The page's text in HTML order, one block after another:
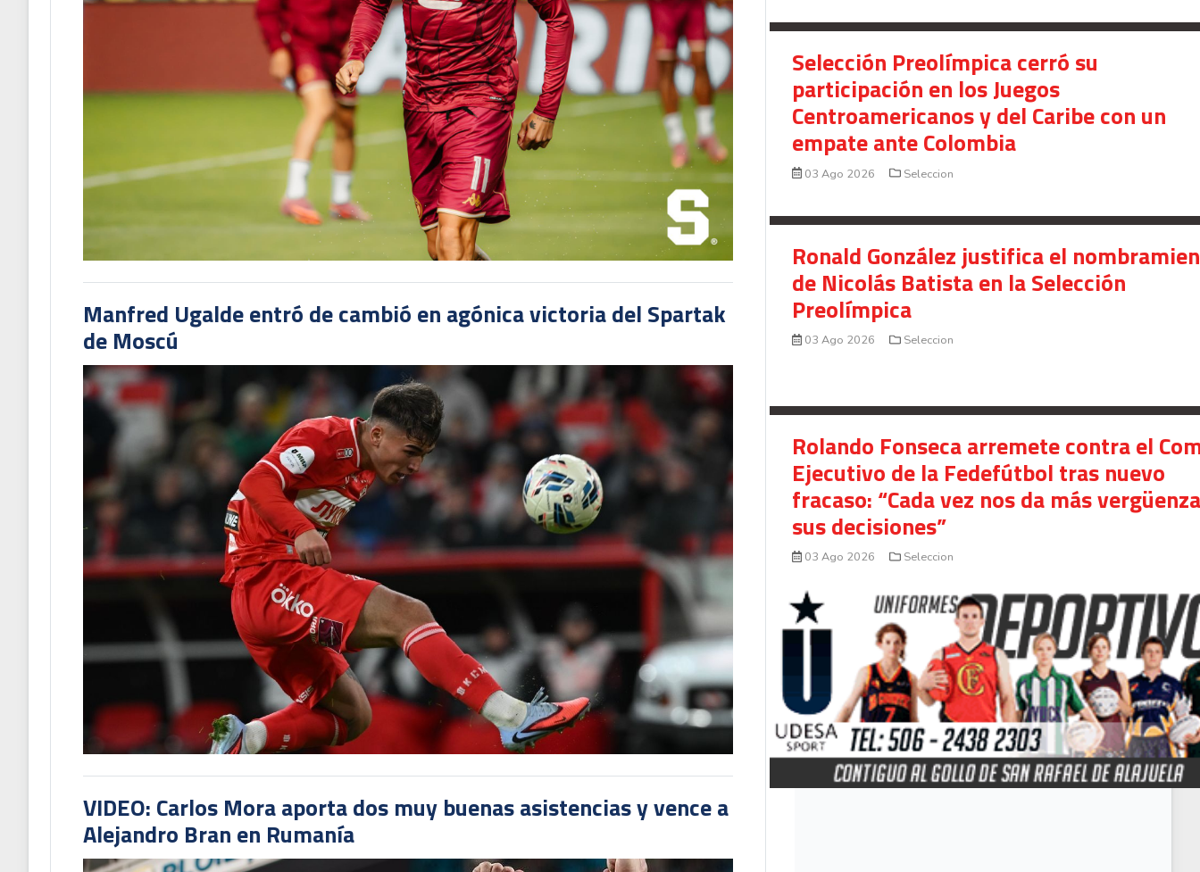
Manfred Ugalde entró de cambió en agónica victoria del Spartak
de Moscú
VIDEO: Carlos Mora aporta dos muy buenas asistencias y vence a
Alejandro Bran en Rumanía
Selección Preolímpica cerró su
participación en los Juegos
Centroamericanos y del Caribe con un
empate ante Colombia
03 Ago 2026 Seleccion
Ronald González justifica el
de Nicolás Batista en la Selección
Preolímpica
03 Ago 2026 Seleccion
Rolando Fonseca arremete contra el
Ejecutivo de la Fedefútbol tras nuevo
fracaso: “Cada vez nos da más vergüenza
sus decisiones”
03 Ago 2026 Seleccion